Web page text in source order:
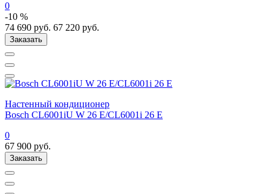
0
-10 %
74 690 руб. 67 220 руб.
Заказать
Настенный кондиционер
Bosch CL6001iU W 26 E/CL6001i 26 E
0
67 900 руб.
Заказать